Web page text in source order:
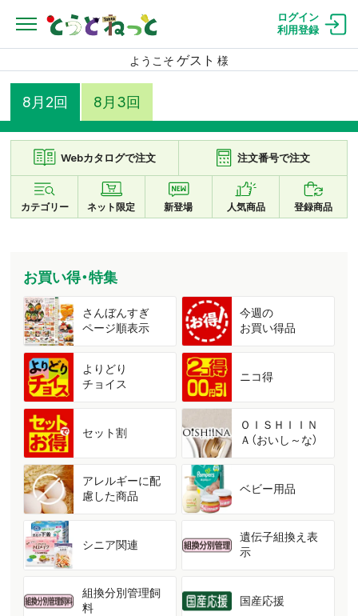
ログイン
利用登録
ようこそ ゲスト 様
8月2回 8月3回
Webカタログで注文 注文番号で注文
カテゴリー ネット限定 新登場 人気商品 登録商品
お買い得・特集
さんぼんすぎ
ページ順表示
今週の
お買い得品
よりどり
チョイス
ニコ得
セット割
ＯＩＳＨＩＩＮ
Ａ（おいし～な）
アレルギーに配
慮した商品
ベビー用品
シニア関連
遺伝子組換え表
示
組換分別管理飼
料
国産応援